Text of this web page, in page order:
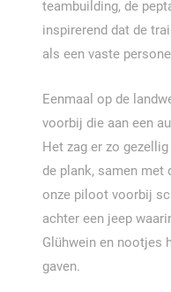
teambuilding, de
inspirerend dat de
als een vaste
Eenmaal op de
voorbij die aan een
Het zag er zo
de plank, samen met
onze piloot voorbij
achter een jeep
Glühwein en nootjes
gaven.